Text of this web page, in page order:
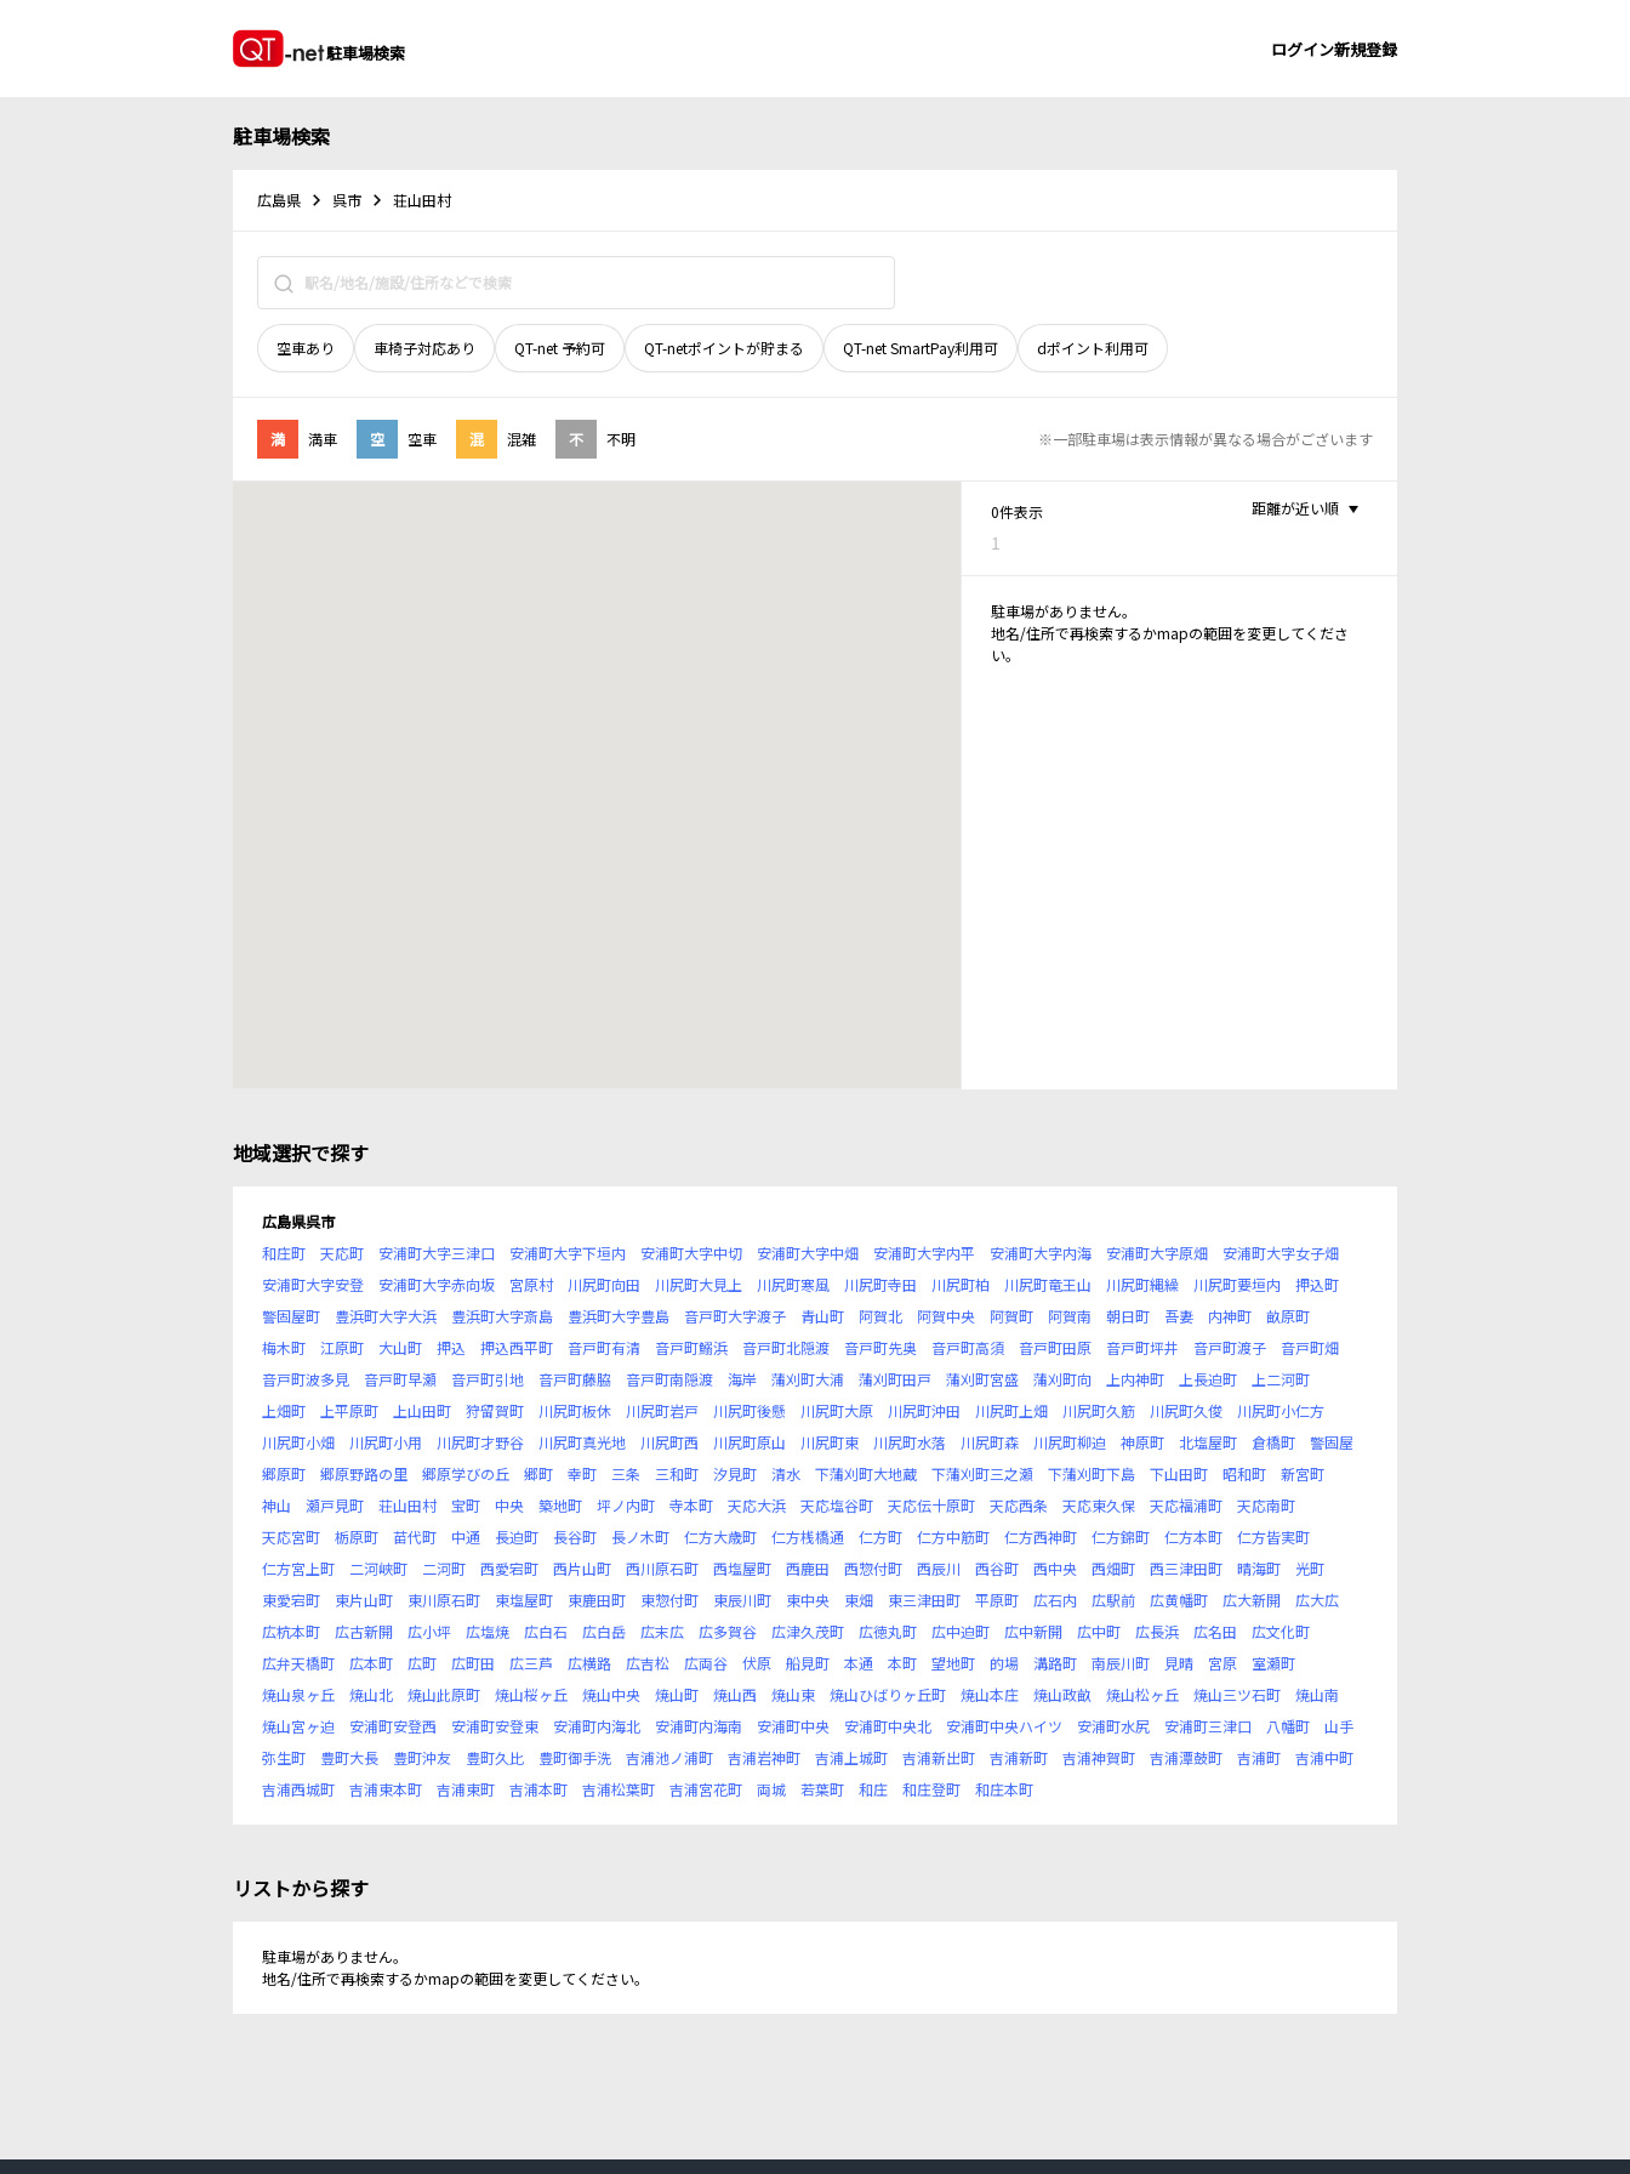
駐車場検索 ログイン新規登録
駐車場検索
広島県 呉市 荘山田村
空車あり 車椅子対応あり QT-net 予約可 QT-netポイントが貯まる QT-net SmartPay利用可 dポイント利用可
満 満車 空 空車 混 混雑 不 不明 ※一部駐車場は表示情報が異なる場合がございます
0件表示
1
距離が近い順
駐車場がありません。
地名/住所で再検索するかmapの範囲を変更してくださ
い。
地域選択で探す
広島県呉市
和庄町
天応町 安浦町大字三津口 安浦町大字下垣内 安浦町大字中切 安浦町大字中畑 安浦町大字内平 安浦町大字内海 安浦町大字原畑
安浦町大字女子畑
安浦町大字安登
安浦町大字赤向坂 宮原村 川尻町向田 川尻町大見上 川尻町寒風 川尻町寺田 川尻町柏 川尻町竜王山 川尻町縄繰 川尻町要垣内
押込町
警固屋町
豊浜町大字大浜 豊浜町大字斎島 豊浜町大字豊島 音戸町大字渡子 青山町 阿賀北 阿賀中央 阿賀町 阿賀南 朝日町 吾妻 内神町
畝原町
梅木町
江原町 大山町 押込 押込西平町 音戸町有清 音戸町鰯浜 音戸町北隠渡 音戸町先奥 音戸町高須 音戸町田原 音戸町坪井 音戸町渡子
音戸町畑
音戸町波多見
音戸町早瀬 音戸町引地 音戸町藤脇 音戸町南隠渡 海岸 蒲刈町大浦 蒲刈町田戸 蒲刈町宮盛 蒲刈町向 上内神町 上長迫町
上二河町
上畑町
上平原町 上山田町 狩留賀町 川尻町板休 川尻町岩戸 川尻町後懸 川尻町大原 川尻町沖田 川尻町上畑 川尻町久筋 川尻町久俊
川尻町小仁方
川尻町小畑
川尻町小用 川尻町才野谷 川尻町真光地 川尻町西 川尻町原山 川尻町東 川尻町水落 川尻町森 川尻町柳迫 神原町 北塩屋町 倉橋町
警固屋
郷原町
郷原野路の里 郷原学びの丘 郷町 幸町 三条 三和町 汐見町 清水 下蒲刈町大地蔵 下蒲刈町三之瀬 下蒲刈町下島 下山田町 昭和町
新宮町
神山
瀬戸見町 荘山田村 宝町 中央 築地町 坪ノ内町 寺本町 天応大浜 天応塩谷町 天応伝十原町 天応西条 天応東久保 天応福浦町
天応南町
天応宮町
栃原町 苗代町 中通 長迫町 長谷町 長ノ木町 仁方大歳町 仁方桟橋通 仁方町 仁方中筋町 仁方西神町 仁方錦町 仁方本町
仁方皆実町
仁方宮上町
二河峡町 二河町 西愛宕町 西片山町 西川原石町 西塩屋町 西鹿田 西惣付町 西辰川 西谷町 西中央 西畑町 西三津田町 晴海町
光町
東愛宕町
東片山町 東川原石町 東塩屋町 東鹿田町 東惣付町 東辰川町 東中央 東畑 東三津田町 平原町 広石内 広駅前 広黄幡町 広大新開
広大広
広杭本町
広古新開 広小坪 広塩焼 広白石 広白岳 広末広 広多賀谷 広津久茂町 広徳丸町 広中迫町 広中新開 広中町 広長浜 広名田
広文化町
広弁天橋町
広本町 広町 広町田 広三芦 広横路 広吉松 広両谷 伏原 船見町 本通 本町 望地町 的場 溝路町 南辰川町 見晴 宮原
室瀬町
焼山泉ヶ丘
焼山北 焼山此原町 焼山桜ヶ丘 焼山中央 焼山町 焼山西 焼山東 焼山ひばりヶ丘町 焼山本庄 焼山政畝 焼山松ヶ丘 焼山三ツ石町
焼山南
焼山宮ヶ迫
安浦町安登西 安浦町安登東 安浦町内海北 安浦町内海南 安浦町中央 安浦町中央北 安浦町中央ハイツ 安浦町水尻 安浦町三津口 八幡町
山手
弥生町
豊町大長 豊町沖友 豊町久比 豊町御手洗 吉浦池ノ浦町 吉浦岩神町 吉浦上城町 吉浦新出町 吉浦新町 吉浦神賀町 吉浦潭鼓町 吉浦町
吉浦中町
吉浦西城町
吉浦東本町 吉浦東町 吉浦本町 吉浦松葉町 吉浦宮花町 両城 若葉町 和庄 和庄登町 和庄本町
リストから探す
駐車場がありません。
地名/住所で再検索するかmapの範囲を変更してください。